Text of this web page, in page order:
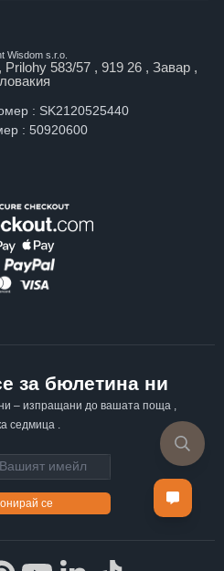
Wisdom s.r.o.
583/57 , 919 26 , Завар ,
: SK2120525440
: 50920600
за бюлетина ни
– изпращани до вашата поща ,
седмица .
се